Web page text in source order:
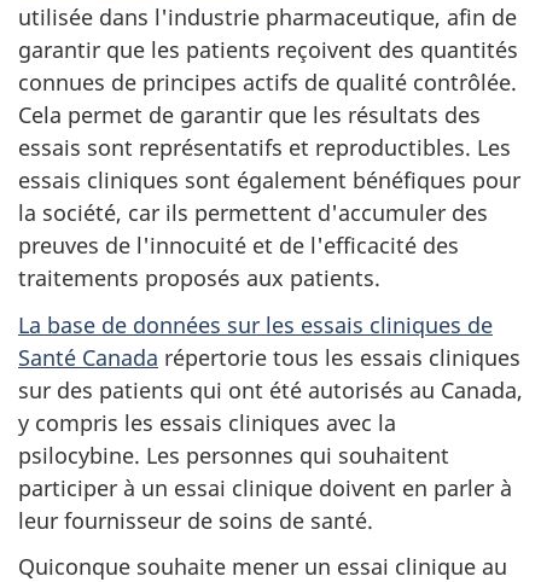
utilisée dans l'industrie pharmaceutique, afin de
garantir que les patients reçoivent des quantités
connues de principes actifs de qualité contrôlée.
Cela permet de garantir que les résultats des
essais sont représentatifs et reproductibles. Les
essais cliniques sont également bénéfiques pour
la société, car ils permettent d'accumuler des
preuves de l'innocuité et de l'efficacité des
traitements proposés aux patients.
La base de données sur les essais cliniques de
Santé Canada répertorie tous les essais cliniques
sur des patients qui ont été autorisés au Canada,
y compris les essais cliniques avec la
psilocybine. Les personnes qui souhaitent
participer à un essai clinique doivent en parler à
leur fournisseur de soins de santé.
Quiconque souhaite mener un essai clinique au